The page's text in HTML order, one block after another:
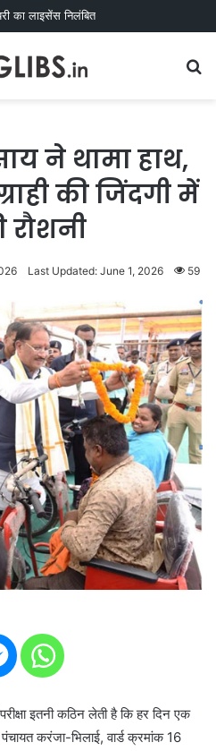
का लाइसेंस निलंबित
ने थामा हाथ,
की जिंदगी में
रौशनी
Last Updated: June 1, 2026 59
इतनी कठिन लेती है कि हर दिन एक
करंजा-भिलाई, वार्ड क्रमांक 16